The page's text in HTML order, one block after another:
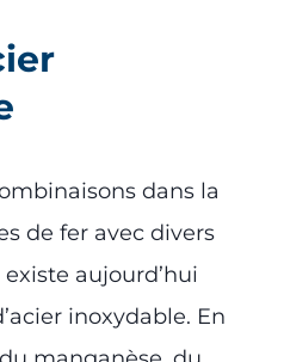
dans la
de fer avec divers
aujourd’hui
inoxydable. En